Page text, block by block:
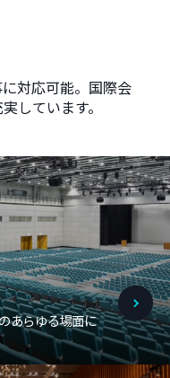
対応可能。国際会
しています。
あらゆる場面に